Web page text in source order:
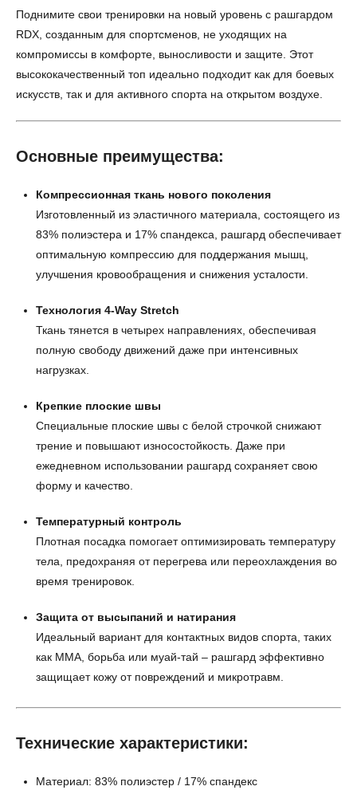
Поднимите свои тренировки на новый уровень с рашгардом
RDX, созданным для спортсменов, не уходящих на
компромиссы в комфорте, выносливости и защите. Этот
высококачественный топ идеально подходит как для боевых
искусств, так и для активного спорта на открытом воздухе.
Основные преимущества:
Компрессионная ткань нового поколения
Изготовленный из эластичного материала, состоящего из
83% полиэстера и 17% спандекса, рашгард обеспечивает
оптимальную компрессию для поддержания мышц,
улучшения кровообращения и снижения усталости.
Технология 4-Way Stretch
Ткань тянется в четырех направлениях, обеспечивая
полную свободу движений даже при интенсивных
нагрузках.
Крепкие плоские швы
Специальные плоские швы с белой строчкой снижают
трение и повышают износостойкость. Даже при
ежедневном использовании рашгард сохраняет свою
форму и качество.
Температурный контроль
Плотная посадка помогает оптимизировать температуру
тела, предохраняя от перегрева или переохлаждения во
время тренировок.
Защита от высыпаний и натирания
Идеальный вариант для контактных видов спорта, таких
как ММА, борьба или муай-тай – рашгард эффективно
защищает кожу от повреждений и микротравм.
Технические характеристики:
Материал: 83% полиэстер / 17% спандекс